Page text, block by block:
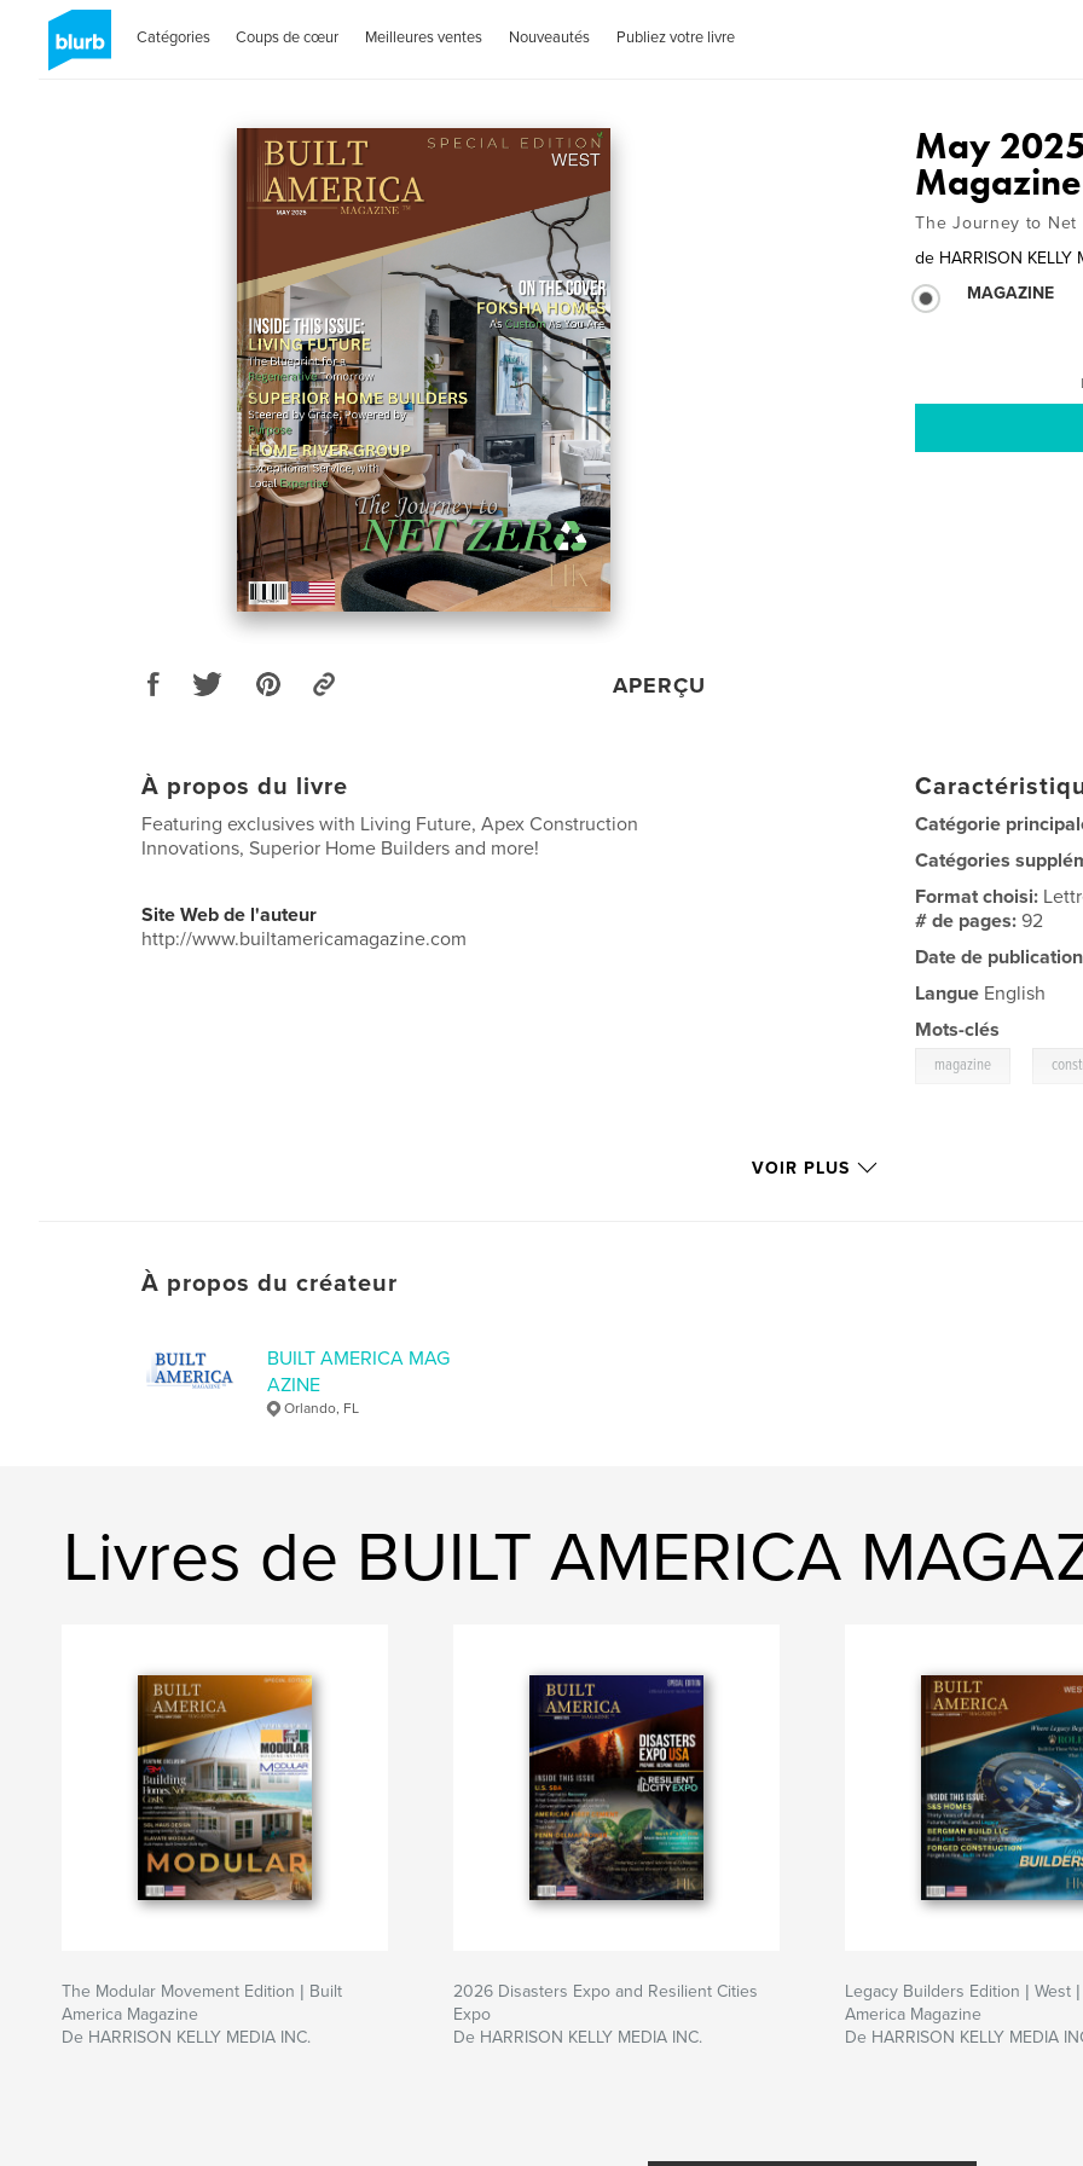
Catégories Coups de cœur Meilleures ventes Nouveautés Publiez votre livre
APERÇU
May
The Journey to Net
de HARRISON KELLY
MAGAZINE
À propos du livre
Featuring exclusives with Living Future, Apex Construction
Innovations, Superior Home Builders and more!
Site Web de l'auteur
http://www.builtamericamagazine.com
Catégorie
Catégories
Format choisi:
# de pages:92
Date de
Langue English
Mots-clés
magazine
VOIR PLUS
À propos du créateur
BUILT AMERICA MAG
AZINE
Orlando, FL
Livres de BUILT AMERICA
The Modular Movement Edition | Built
America Magazine
De HARRISON KELLY MEDIA INC.
2026 Disasters Expo and Resilient Cities
Expo
De HARRISON KELLY MEDIA INC.
Legacy Builders Edition | West
America Magazine
De HARRISON KELLY MEDIA